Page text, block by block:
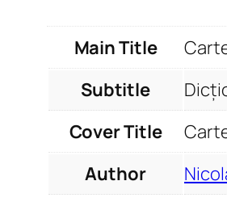
Main Title
Subtitle
Cover Title
Author